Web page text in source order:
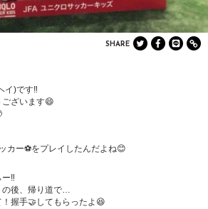
SHARE
イ)です‼️
ざいます😄
カー⚽️をプレイしたんだよね😊
‼️
の後、帰り道で…
握手🤝してもらったよ😆